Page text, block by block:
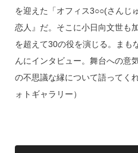
を迎えた「オフィス3○○(さんじ
恋人』だ。そこに小日向文世も
を超えて30の役を演じる。まも
んにインタビュー。舞台への意
の不思議な縁について語ってく
ォトギャラリー）